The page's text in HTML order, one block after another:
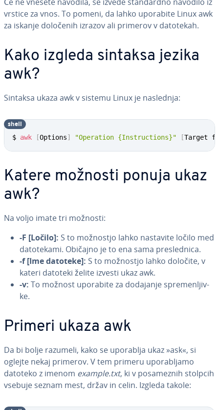
vrstice za vnos. To pomeni, da lahko uporabite Linux awk
za iskanje določenih izrazov ali primerov v datotekah.
Kako izgleda sintaksa jezika
awk?
Sintaksa ukaza awk v sistemu Linux je naslednja:
$ awk [Options] "Operation {Instructions}" [Target
shell
Katere možnosti ponuja ukaz
awk?
Na voljo imate tri možnosti:
-F [Ločilo]: S to možnostjo lahko nastavite ločilo med
da­to­te­ka­mi. Običajno je to ena sama pre­sle­dni­ca.
-f [Ime datoteke]: S to možnostjo lahko določite, v
kateri datoteki želite izvesti ukaz awk.
-v: To možnost uporabite za dodajanje spre­men­ljiv­
ke.
Primeri ukaza awk
Da bi bolje razumeli, kako se uporablja ukaz »ask«, si
oglejte nekaj primerov. V tem primeru upo­ra­blja­mo
datoteko z imenom example.txt, ki v po­sa­me­znih stolpcih
vsebuje seznam mest, držav in celin. Izgleda takole: